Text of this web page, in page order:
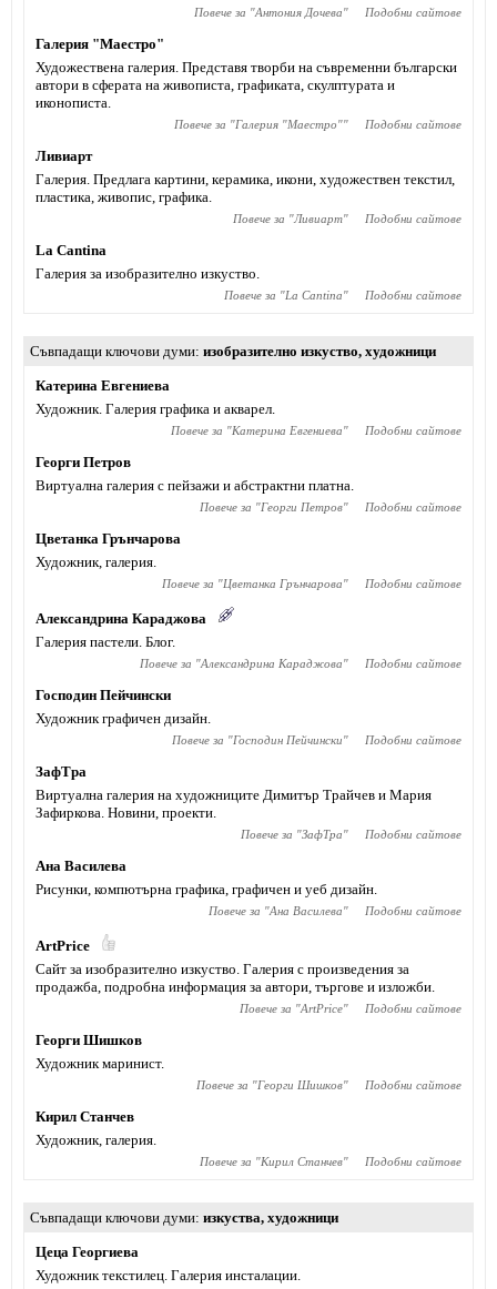
Повече за "Антония Дочева" Подобни сайтове
Галерия "Маестро"
Художествена галерия. Представя творби на съвременни български
автори в сферата на живописта, графиката, скулптурата и
иконописта.
Повече за "Галерия "Маестро"" Подобни сайтове
Ливиарт
Галерия. Предлага картини, керамика, икони, художествен текстил,
пластика, живопис, графика.
Повече за "Ливиарт" Подобни сайтове
La Cantina
Галерия за изобразително изкуство.
Повече за "La Cantina" Подобни сайтове
Съвпадащи ключови думи изобразително изкуство, художници
Катерина Евгениева
Художник. Галерия графика и акварел.
Повече за "Катерина Евгениева" Подобни сайтове
Георги Петров
Виртуална галерия с пейзажи и абстрактни платна.
Повече за "Георги Петров" Подобни сайтове
Цветанка Грънчарова
Художник, галерия.
Повече за "Цветанка Грънчарова" Подобни сайтове
Александрина Караджова
Галерия пастели. Блог.
Повече за "Александрина Караджова" Подобни сайтове
Господин Пейчински
Художник графичен дизайн.
Повече за "Господин Пейчински" Подобни сайтове
ЗафТра
Виртуална галерия на художниците Димитър Трайчев и Мария
Зафиркова. Новини, проекти.
Повече за "ЗафТра" Подобни сайтове
Ана Василева
Рисунки, компютърна графика, графичен и уеб дизайн.
Повече за "Ана Василева" Подобни сайтове
ArtPrice
Сайт за изобразително изкуство. Галерия с произведения за
продажба, подробна информация за автори, търгове и изложби.
Повече за "ArtPrice" Подобни сайтове
Георги Шишков
Художник маринист.
Повече за "Георги Шишков" Подобни сайтове
Кирил Станчев
Художник, галерия.
Повече за "Кирил Станчев" Подобни сайтове
Съвпадащи ключови думи изкуства, художници
Цеца Георгиева
Художник текстилец. Галерия инсталации.